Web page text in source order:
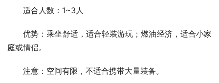
适合人数：1~3人
优势：乘坐舒适，适合轻装游玩；燃油经济，适合小家
庭或情侣。
注意：空间有限，不适合携带大量装备。